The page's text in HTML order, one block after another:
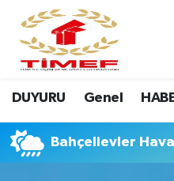
DUYURU Genel
Bahçelievler
Anasayfa Kutu
Anasayfa Manşet
Canlı Yayın
Nöbetçi Eczaneler
Hava Durumu
Namaz Vakitleri